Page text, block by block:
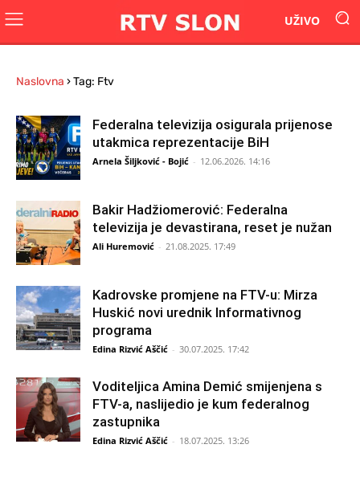
UŽIVO
Naslovna ›Tag: Ftv
Federalna televizija osigurala prijenose
utakmica reprezentacije BiH
Arnela Šiljković - Bojić - 12.06.2026. 14:16
Bakir Hadžiomerović: Federalna
televizija je devastirana, reset je nužan
Ali Huremović - 21.08.2025. 17:49
Kadrovske promjene na FTV-u: Mirza
Huskić novi urednik Informativnog
programa
Edina Rizvić Aščić - 30.07.2025. 17:42
Voditeljica Amina Demić smijenjena s
FTV-a, naslijedio je kum federalnog
zastupnika
Edina Rizvić Aščić - 18.07.2025. 13:26